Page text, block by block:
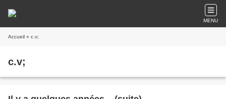
MENU
Accueil » c.v;
c.v;